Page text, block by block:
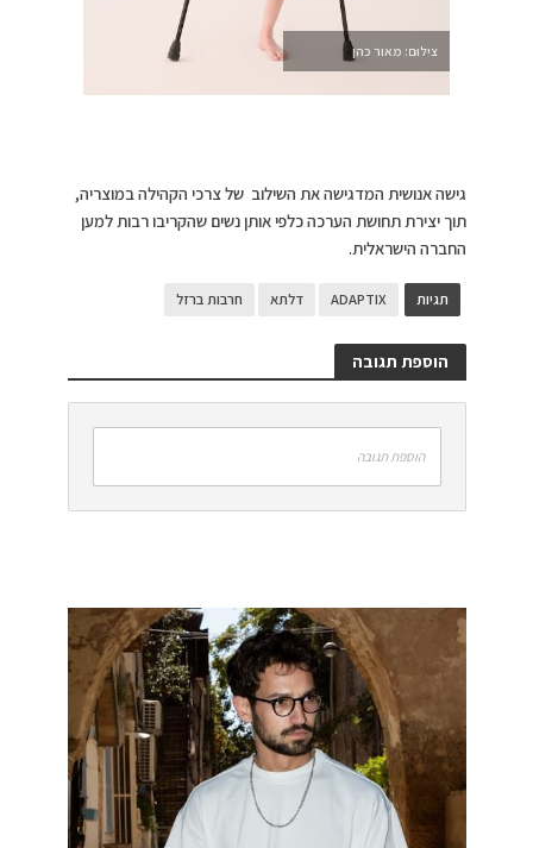
צילום: מאור כהן
גישה אנושית המדגישה את השילוב של צרכי הקהילה במוצריה,
תוך יצירת תחושת הערכה כלפי אותן נשים שהקריבו רבות למען
החברה הישראלית.
תגיות ADAPTIX דלתא חרבות ברזל
הוספת תגובה
הוספת תגובה